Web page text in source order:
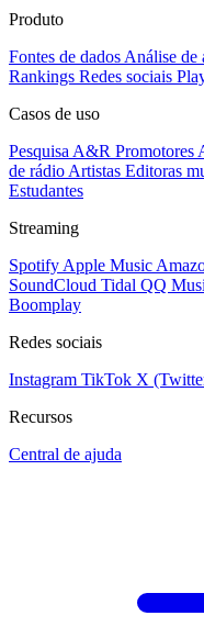
Produto
Fontes de dados Análise de
Rankings Redes sociais
Casos de uso
Pesquisa A&R Promotores
de rádio Artistas Editoras
Estudantes
Streaming
Spotify Apple Music
SoundCloud Tidal QQ
Boomplay
Redes sociais
Instagram TikTok X
Recursos
Central de ajuda